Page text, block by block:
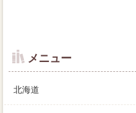
メニュー
北海道